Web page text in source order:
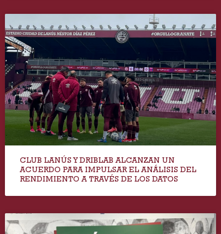
CLUB LANÚS Y DRIBLAB ALCANZAN UN
ACUERDO PARA IMPULSAR EL ANÁLISIS DEL
RENDIMIENTO A TRAVÉS DE LOS DATOS